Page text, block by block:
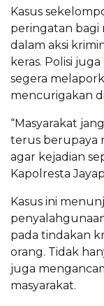
Kasus
peringatan bagi
dalam aksi
keras. Polisi
segera
mencurigakan
“Masyarakat
terus berupaya
agar kejadian
Kapolresta
Kasus ini
pada tindakan
orang. Tidak
juga
masyarakat.